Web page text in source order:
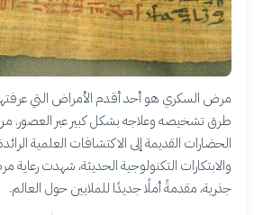
مرض السكري هو أحد أقدم الأمراض التي
طرق تشخيصه وعلاجه بشكل كبير عبر العصور.
الحضارات القديمة إلى الاكتشافات العلمية
والابتكارات التكنولوجية الحديثة، شهدت
جذرية، مقدمةً أملًا جديدًا للملايين حول العالم.